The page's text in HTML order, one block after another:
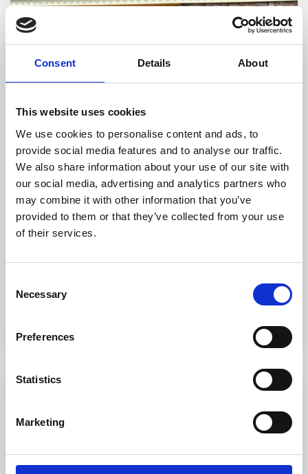
Consent Details About
This website uses cookies
We use cookies to personalise content and ads, to
provide social media features and to analyse our traffic.
We also share information about your use of our site with
our social media, advertising and analytics partners who
may combine it with other information that you’ve
provided to them or that they’ve collected from your use
of their services.
Selection
Necessary
Preferences
Statistics
Marketing
Vecchio Marino ,Palau
Vecchio marino, Villetta di testa libera su
...
VENDUTO
Questa deliziosa villetta di testa, libera su tre lati, si distingue per
4 2 0 2
Venduto